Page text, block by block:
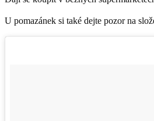
U pomazánek si také dejte pozor na